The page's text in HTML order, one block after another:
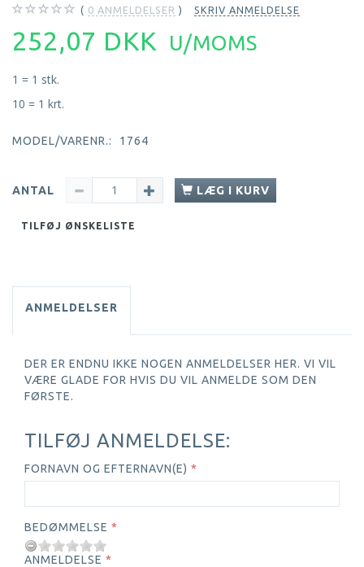
0 ANMELDELSER SKRIV ANMELDELSE
252,07 DKK U/MOMS
1 = 1 stk.
10 = 1 krt.
MODEL/VARENR.: 1764
ANTAL LÆG I KURV
TILFØJ ØNSKELISTE
ANMELDELSER
DER ER ENDNU IKKE NOGEN ANMELDELSER HER. VI VIL
VÆRE GLADE FOR HVIS DU VIL ANMELDE SOM DEN
FØRSTE.
TILFØJ ANMELDELSE:
FORNAVN OG EFTERNAVN(E)
BEDØMMELSE
ANMELDELSE